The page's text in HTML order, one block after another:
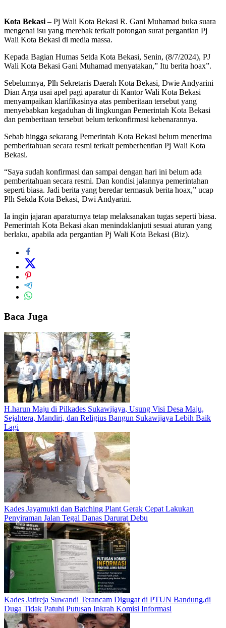
Kota Bekasi– Pj Wali Kota Bekasi R. Gani Muhamad buka suara
mengenai isu yang merebak terkait potongan surat pergantian Pj
Wali Kota Bekasi di media massa.
Kepada Bagian Humas Setda Kota Bekasi, Senin, (8/7/2024), PJ
Wali Kota Bekasi Gani Muhamad menyatakan,” Itu berita hoax”.
Sebelumnya, Plh Sekretaris Daerah Kota Bekasi, Dwie Andyarini
Dian Arga usai apel pagi aparatur di Kantor Wali Kota Bekasi
menyampaikan klarifikasinya atas pemberitaan tersebut yang
menyebabkan kegaduhan di lingkungan Pemerintah Kota Bekasi
dan pemberitaan tersebut belum terkonfirmasi kebenarannya.
Sebab hingga sekarang Pemerintah Kota Bekasi belum menerima
pemberitahuan secara resmi terkait pemberhentian Pj Wali Kota
Bekasi.
“Saya sudah konfirmasi dan sampai dengan hari ini belum ada
pemberitahuan secara resmi. Dan kondisi jalannya pemerintahan
seperti biasa. Jadi berita yang beredar termasuk berita hoax,” ucap
Plh Sekda Kota Bekasi, Dwi Andyarini.
Ia ingin jajaran aparaturnya tetap melaksanakan tugas seperti biasa.
Pemerintah Kota Bekasi akan menindaklanjuti sesuai aturan yang
berlaku, apabila ada pergantian Pj Wali Kota Bekasi (Biz).
Baca Juga
H.harun Maju di Pilkades Sukawijaya, Usung Visi Desa Maju,
Sejahtera, Mandiri, dan Religius Bangun Sukawijaya Lebih Baik
Lagi
Kades Jayamukti dan Batching Plant Gerak Cepat Lakukan
Penyiraman Jalan Tegal Danas Darurat Debu
Kades Jatireja Suwandi Terancam Digugat di PTUN Bandung,di
Duga Tidak Patuhi Putusan Inkrah Komisi Informasi